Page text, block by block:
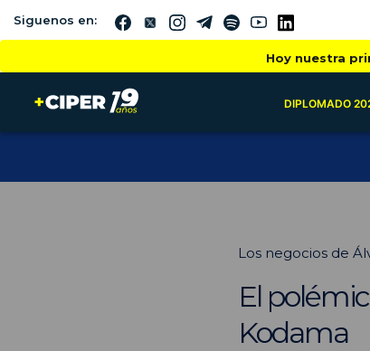
Siguenos en:
Hoy nuestra
DIPLOMADO
Los negocios de
El
Kodama